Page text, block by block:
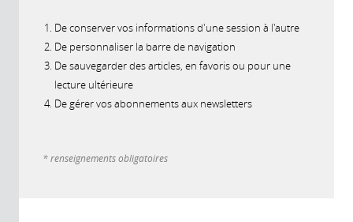
De conserver vos informations d'une session à l'autre
De personnaliser la barre de navigation
De sauvegarder des articles, en favoris ou pour une
lecture ultérieure
De gérer vos abonnements aux newsletters
* renseignements obligatoires